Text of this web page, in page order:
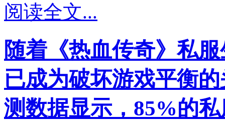
阅读全文...
随着《热血传奇》私
已成为破坏游戏平衡
测数据显示，85%的